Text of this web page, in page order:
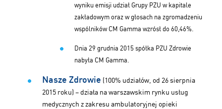
wyniku emisji udział Grupy PZU w kapitale
zakładowym oraz w głosach na zgromadzeniu
wspólników CM Gamma wzrósł do 60,46%.
Dnia 29 grudnia 2015 spółka PZU Zdrowie
nabyła CM Gamma.
Nasze Zdrowie (100% udziałów, od 26 sierpnia
2015 roku) – działa na warszawskim rynku usług
medycznych z zakresu ambulatoryjnej opieki